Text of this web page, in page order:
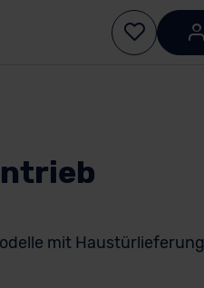
mit Haustürlieferung